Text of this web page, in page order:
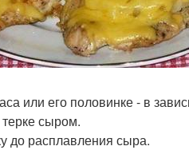
или его половинке - в
сыром.
до расплавления сыра.